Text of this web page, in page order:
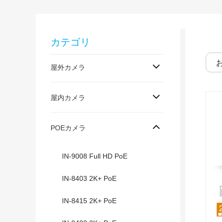
カテゴリ
屋外カメラ
屋内カメラ
POEカメラ
IN-9008 Full HD PoE
IN-8403 2K+ PoE
IN-8415 2K+ PoE